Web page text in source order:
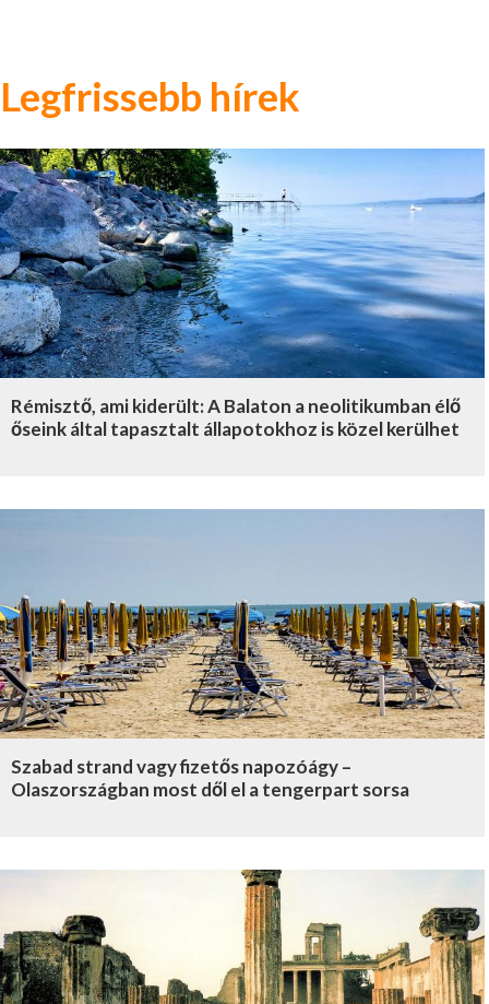
Legfrissebb hírek
Rémisztő, ami kiderült: A Balaton a neolitikumban élő
őseink által tapasztalt állapotokhoz is közel kerülhet
Szabad strand vagy fizetős napozóágy –
Olaszországban most dől el a tengerpart sorsa